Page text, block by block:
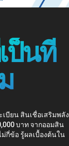
ป็นที่
เบียน สินเชื่อเสริมพลัง
บาท จากออมสิน
ม่กี่ข้อ รู้ผลเบื้องต้นใน